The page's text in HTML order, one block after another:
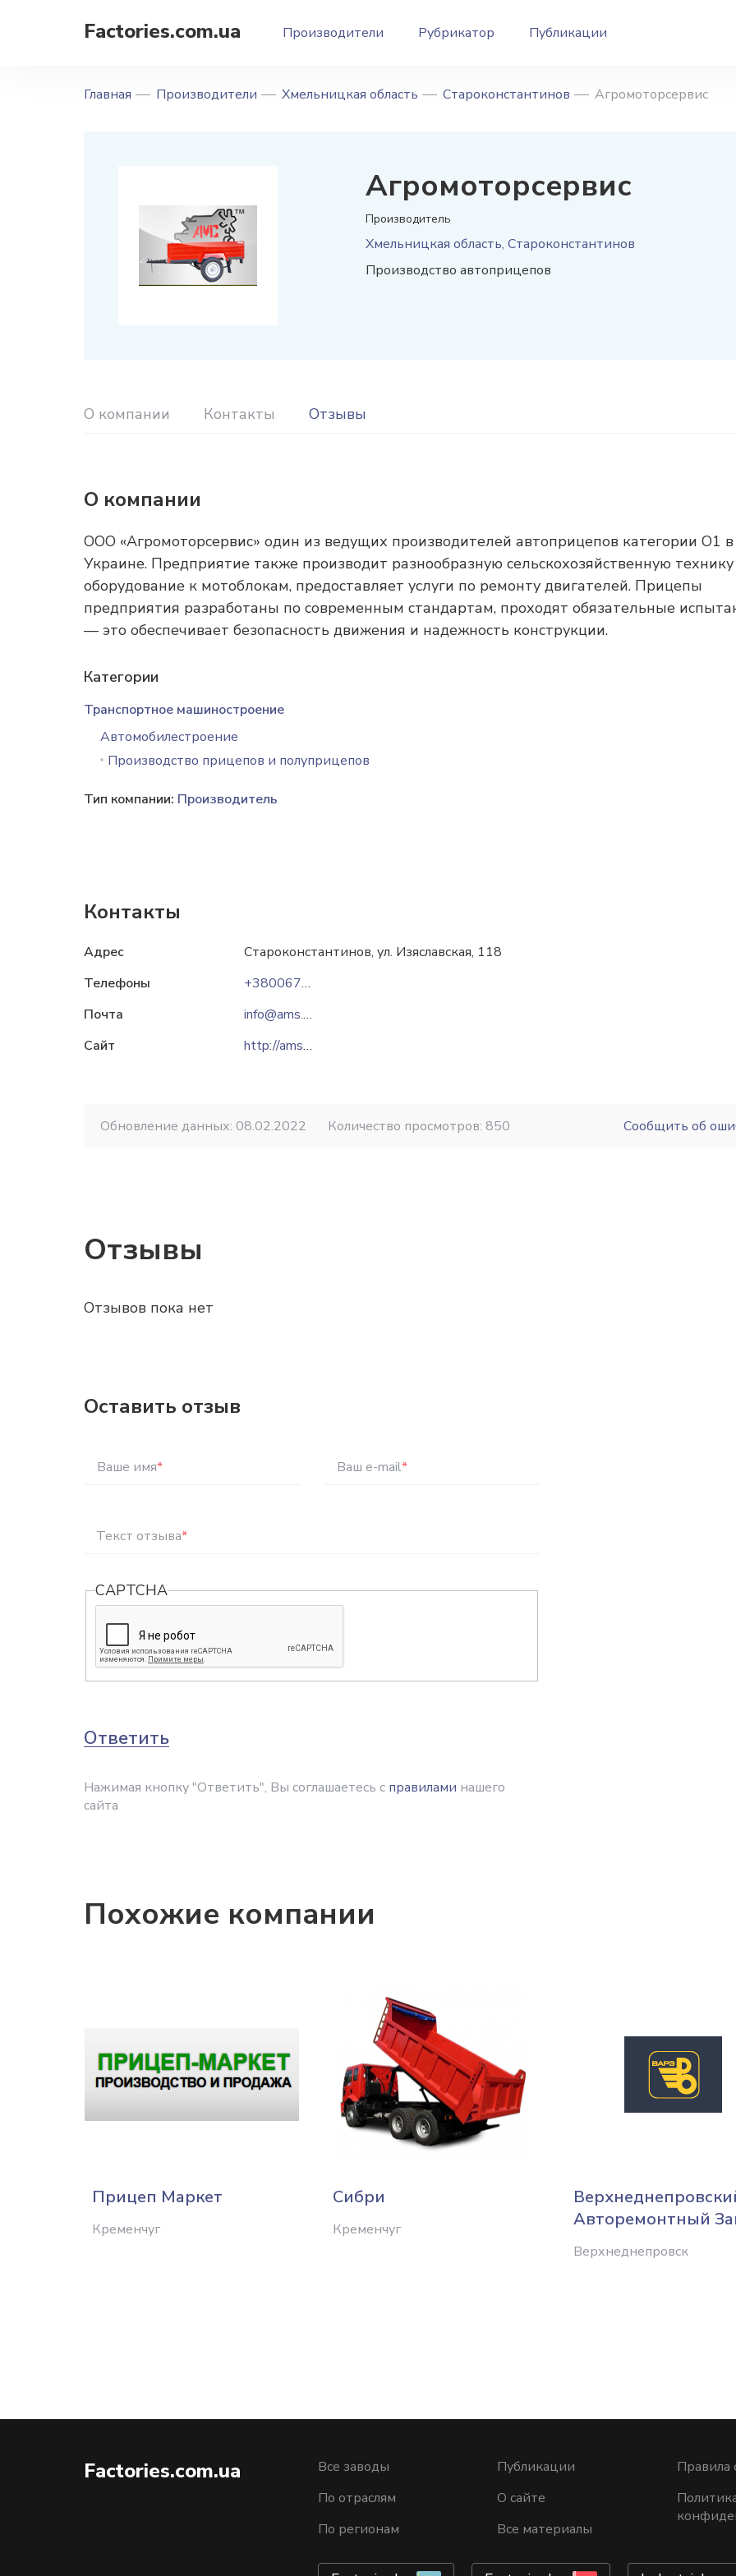
Factories.com.ua Производители Рубрикатор Публикации
Главная Производители Хмельницкая область Староконстантинов Агромоторсервис
Агромоторсервис
Производитель
Хмельницкая область, Староконстантинов
Производство автоприцепов
О компании Контакты Отзывы
О компании
ООО «Агромоторсервис» один из ведущих производителей автоприцепов категории О1 в
Украине. Предприятие также производит разнообразную сельскохозяйственную
оборудование к мотоблокам, предоставляет услуги по ремонту двигателей. Прицепы
предприятия разработаны по современным стандартам, проходят обязательные
— это обеспечивает безопасность движения и надежность конструкции.
Категории
Транспортное машиностроение
Автомобилестроение
Производство прицепов и полуприцепов
Тип компании: Производитель
Контакты
Адрес
Староконстантинов, ул. Изяславская, 118
Телефоны
+380067-382-39-77
Почта
info@ams.ua
Сайт
http://ams.ua
Обновление данных: 08.02.2022 Количество просмотров: 850 Сообщить об
Отзывы
Отзывов пока нет
Оставить отзыв
Ваше имя* Ваш e-mail*
Текст отзыва*
CAPTCHA
Ответить
Нажимая кнопку "Ответить", Вы соглашаетесь с правилами нашего
сайта
Похожие компании
Прицеп Маркет
Кременчуг
Сибри
Кременчуг
Авторемонтный
Верхнеднепровск
Factories.com.ua
Все заводы
По отраслям
По регионам
Публикации
О сайте
Все материалы
Правила